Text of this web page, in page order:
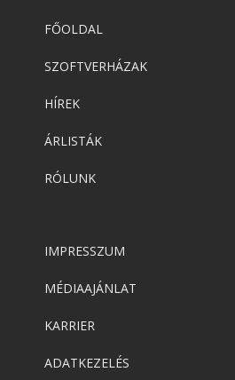
FŐOLDAL
SZOFTVERHÁZAK
HÍREK
ÁRLISTÁK
RÓLUNK
IMPRESSZUM
MÉDIAAJÁNLAT
KARRIER
ADATKEZELÉS